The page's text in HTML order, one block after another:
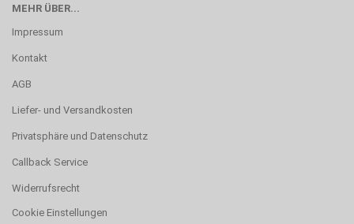
MEHR ÜBER...
Impressum
Kontakt
AGB
Liefer- und Versandkosten
Privatsphäre und Datenschutz
Callback Service
Widerrufsrecht
Cookie Einstellungen